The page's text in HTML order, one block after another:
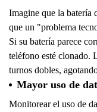
Imagine que la batería
que un "problema
Si su batería parece
teléfono esté clonado.
turnos dobles,
Mayor uso de
Monitorear el uso de